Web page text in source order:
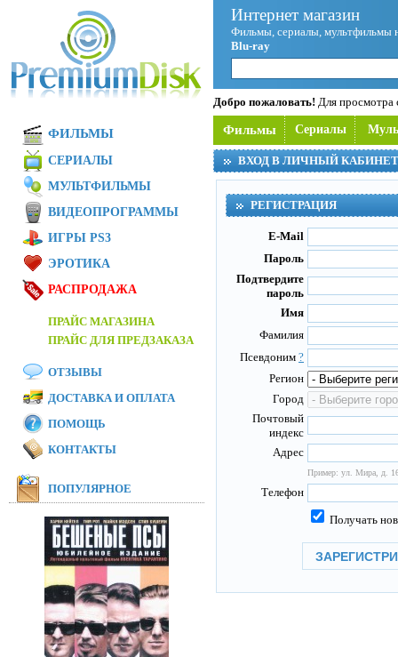
Интернет магазин
Фильмы, сериалы, мультфильмы
Blu-ray
Добро пожаловать! Для просмотра
Фильмы Сериалы
ВХОД В ЛИЧНЫЙ КАБИНЕТ
РЕГИСТРАЦИЯ
E-Mail
Пароль
Подтвердите
пароль
Имя
Фамилия
Псевдоним ?
Регион
Город
Почтовый
индекс
Адрес
Пример: ул. Мира, д.
Телефон
Получать
ФИЛЬМЫ
СЕРИАЛЫ
МУЛЬТФИЛЬМЫ
ВИДЕОПРОГРАММЫ
ИГРЫ PS3
ЭРОТИКА
РАСПРОДАЖА
ПРАЙС МАГАЗИНА
ПРАЙС ДЛЯ ПРЕДЗАКАЗА
ОТЗЫВЫ
ДОСТАВКА И ОПЛАТА
ПОМОЩЬ
КОНТАКТЫ
ПОПУЛЯРНОЕ